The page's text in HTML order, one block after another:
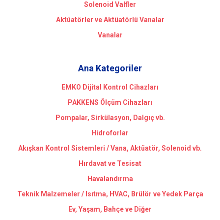
Solenoid Valfler
Aktüatörler ve Aktüatörlü Vanalar
Vanalar
Ana Kategoriler
EMKO Dijital Kontrol Cihazları
PAKKENS Ölçüm Cihazları
Pompalar, Sirkülasyon, Dalgıç vb.
Hidroforlar
Akışkan Kontrol Sistemleri / Vana, Aktüatör, Solenoid vb.
Hırdavat ve Tesisat
Havalandırma
Teknik Malzemeler / Isıtma, HVAC, Brülör ve Yedek Parça
Ev, Yaşam, Bahçe ve Diğer